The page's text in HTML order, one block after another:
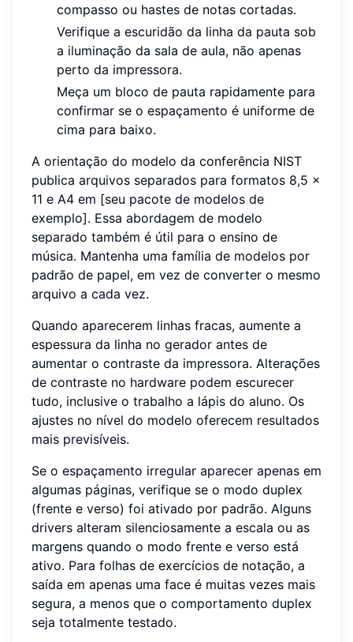
compasso ou hastes de notas cortadas.
Verifique a escuridão da linha da pauta sob
a iluminação da sala de aula, não apenas
perto da impressora.
Meça um bloco de pauta rapidamente para
confirmar se o espaçamento é uniforme de
cima para baixo.
A orientação do modelo da conferência NIST
publica arquivos separados para formatos 8,5 x
11 e A4 em [seu pacote de modelos de
exemplo]. Essa abordagem de modelo
separado também é útil para o ensino de
música. Mantenha uma família de modelos por
padrão de papel, em vez de converter o mesmo
arquivo a cada vez.
Quando aparecerem linhas fracas, aumente a
espessura da linha no gerador antes de
aumentar o contraste da impressora. Alterações
de contraste no hardware podem escurecer
tudo, inclusive o trabalho a lápis do aluno. Os
ajustes no nível do modelo oferecem resultados
mais previsíveis.
Se o espaçamento irregular aparecer apenas em
algumas páginas, verifique se o modo duplex
(frente e verso) foi ativado por padrão. Alguns
drivers alteram silenciosamente a escala ou as
margens quando o modo frente e verso está
ativo. Para folhas de exercícios de notação, a
saída em apenas uma face é muitas vezes mais
segura, a menos que o comportamento duplex
seja totalmente testado.